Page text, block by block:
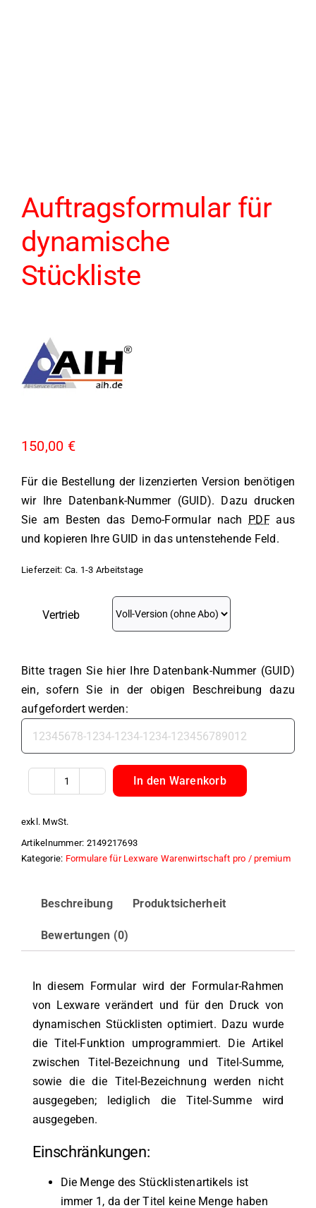
Auftragsformular für
dynamische
Stückliste
150,00 €
Für die Bestellung der lizenzierten Version benötigen
wir Ihre Datenbank-Nummer (GUID). Dazu drucken
Sie am Besten das Demo-Formular nach PDFaus
und kopieren Ihre GUID in das untenstehende Feld.
Lieferzeit: Ca. 1-3 Arbeitstage
Vertrieb
Bitte tragen Sie hier Ihre Datenbank-Nummer (GUID)
ein, sofern Sie in der obigen Beschreibung dazu
aufgefordert werden:
Auftragsformular
dynamische
Stückliste
Menge
In den Warenkorb
exkl. MwSt.
Artikelnummer: 2149217693
Kategorie: Formulare für Lexware Warenwirtschaft pro / premium
Beschreibung Produktsicherheit
Bewertungen (0)
In diesem Formular wird der Formular-Rahmen
von Lexware verändert und für den Druck von
dynamischen Stücklisten optimiert. Dazu wurde
die Titel-Funktion umprogrammiert. Die Artikel
zwischen Titel-Bezeichnung und Titel-Summe,
sowie die die Titel-Bezeichnung werden nicht
ausgegeben; lediglich die Titel-Summe wird
ausgegeben.
Einschränkungen:
Die Menge des Stücklistenartikels ist
immer 1, da der Titel keine Menge haben